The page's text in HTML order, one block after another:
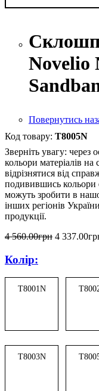
Novelio
Повернутись
T8005N
Зверніть увагу: через
кольори матеріалів на
відрізнятися від
подивившись
можуть зробити в
інших регіонів
продукції.
4 560.00грн 4 337.00
Колір:
T8001N
T8003N